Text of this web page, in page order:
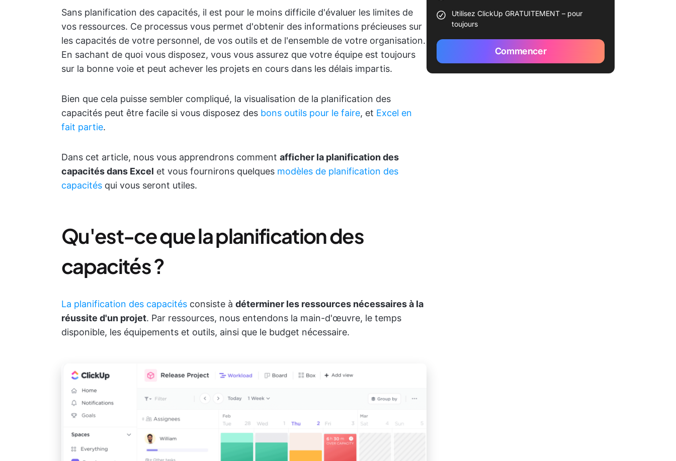
Sans planification des capacités, il est pour le moins difficile d'évaluer les limites de
vos ressources. Ce processus vous permet d'obtenir des informations précieuses sur
les capacités de votre personnel, de vos outils et de l'ensemble de votre organisation.
En sachant de quoi vous disposez, vous vous assurez que votre équipe est toujours
sur la bonne voie et peut achever les projets en cours dans les délais impartis.
Bien que cela puisse sembler compliqué, la visualisation de la planification des
capacités peut être facile si vous disposez des bons outils pour le faire, et Excel en
fait partie.
Dans cet article, nous vous apprendrons comment afficher la planification des
capacités dans Excel et vous fournirons quelques modèles de planification des
capacités qui vous seront utiles.
Qu'est-ce que la planification des
capacités ?
La planification des capacités consiste à déterminer les ressources nécessaires à la
réussite d'un projet. Par ressources, nous entendons la main-d'œuvre, le temps
disponible, les équipements et outils, ainsi que le budget nécessaire.
Utilisez ClickUp GRATUITEMENT – pour
toujours
Commencer